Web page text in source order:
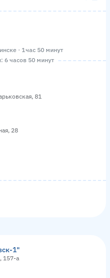
· 1 час 50 минут
6 часов 50 минут
81
28
1"
157-а